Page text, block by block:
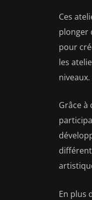
Ces
plonger
pour
les
niveaux.
Grâce
En plus